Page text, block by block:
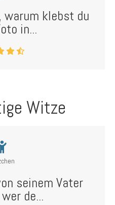
warum klebst du
in...
Witze
seinem Vater
de...